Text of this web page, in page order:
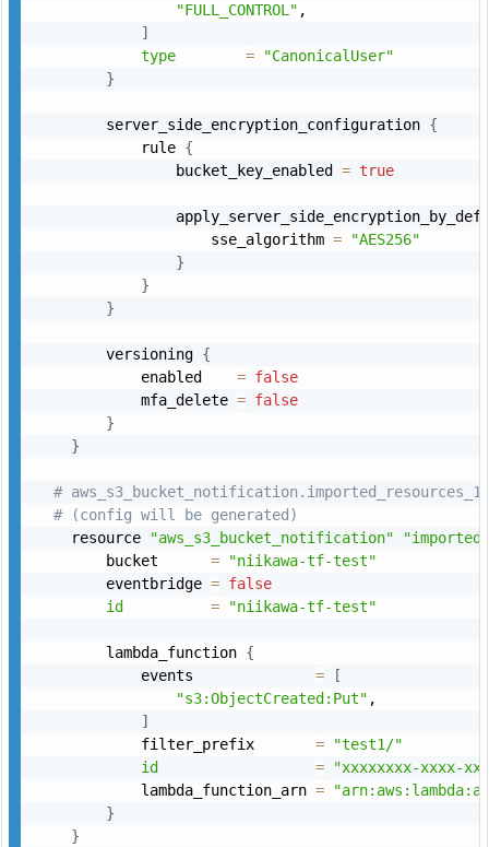
"FULL_CONTROL" ,
]
type
=
"CanonicalUser"
}
        server_side_encryption_configuration
{
            rule
{
                bucket_key_enabled
= true
                    sse_algorithm
=
"AES256"
}
}
}
        versioning
{
            enabled
= false
            mfa_delete
= false
}
}
#
# (config will be generated)
    resource
"aws_s3_bucket_notification"
        bucket
=
"niikawa-tf-test"
        eventbridge
= false
id
= "niikawa-tf-test"
        lambda_function
{
            events
=
[
"s3:ObjectCreated:Put" ,
]
            filter_prefix
=
"test1/"
id
=
"xxxxxxxx-xxxx-
            lambda_function_arn
=
}
}